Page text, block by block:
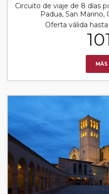
Circuito de viaje de 8 días
Padua, San Marino,
Oferta válida
MÁS